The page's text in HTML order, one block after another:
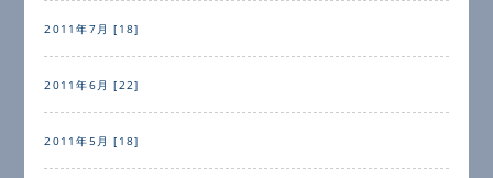
2011年7月 [18]
2011年6月 [22]
2011年5月 [18]